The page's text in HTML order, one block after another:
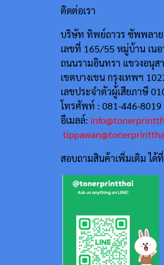
ติดต่อเรา
บริษัท ทิพย์ถาวร ซัพพลาย
เลขที่ 165/55 หมู่บ้าน เน
ถนนรามอินทรา แขวงอนุส
เขตบางเขน กรุงเทพฯ
เลขประจำตัวผู้เสียภาษี
โทรศัพท์ : 081-446-8019
อีเมลล์:
สอบถามสินค้าเพิ่มเติม ได้